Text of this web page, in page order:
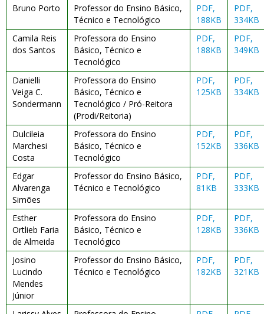
Bruno Porto
Professor do Ensino Básico,
Técnico e Tecnológico
PDF,
188KB
PDF,
334KB
Camila Reis
dos Santos
Professora do Ensino
Básico, Técnico e
Tecnológico
PDF,
188KB
PDF,
349KB
Danielli
Veiga C.
Sondermann
Professora do Ensino
Básico, Técnico e
Tecnológico / Pró-Reitora
(Prodi/Reitoria)
PDF,
125KB
PDF,
334KB
Dulcileia
Marchesi
Costa
Professora do Ensino
Básico, Técnico e
Tecnológico
PDF,
152KB
PDF,
336KB
Edgar
Alvarenga
Simões
Professor do Ensino Básico,
Técnico e Tecnológico
PDF,
81KB
PDF,
333KB
Esther
Ortlieb Faria
de Almeida
Professora do Ensino
Básico, Técnico e
Tecnológico
PDF,
128KB
PDF,
336KB
Josino
Lucindo
Mendes
Júnior
Professor do Ensino Básico,
Técnico e Tecnológico
PDF,
182KB
PDF,
321KB